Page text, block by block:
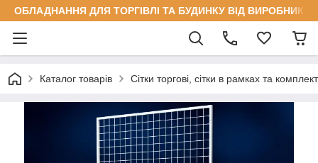
ОБЛАДНАННЯ ДЛЯ ТОРГІВЛІ ТА БУДИНКУ ВІД ВИРОБНИКА
Каталог товарів Сітки торгові, сітки в рамках та